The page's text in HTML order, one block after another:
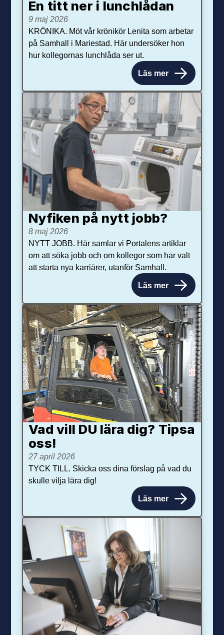
En titt ner i lunchlådan
9 maj 2026
KRÖNIKA. Möt vår krönikör Lenita som arbetar
på Samhall i Mariestad. Här undersöker hon
hur kollegornas lunchlåda ser ut.
Läs mer
Nyfiken på nytt jobb?
8 maj 2026
NYTT JOBB. Här samlar vi Portalens artiklar
om att söka jobb och om kollegor som har valt
att starta nya karriärer, utanför Samhall.
Läs mer
Vad vill DU lära dig? Tipsa
oss!
27 april 2026
TYCK TILL. Skicka oss dina förslag på vad du
skulle vilja lära dig!
Läs mer